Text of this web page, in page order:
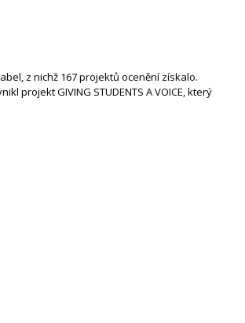
z nichž 167 projektů ocenění získalo.
projekt GIVING STUDENTS A VOICE, který